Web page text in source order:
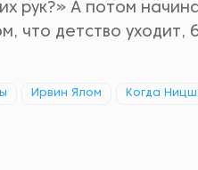
рук?» А потом
что детство уходит,
Ирвин Ялом Когда